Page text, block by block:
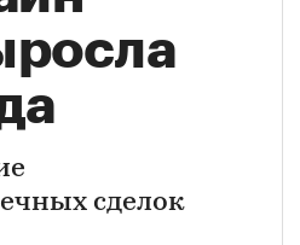
сделок